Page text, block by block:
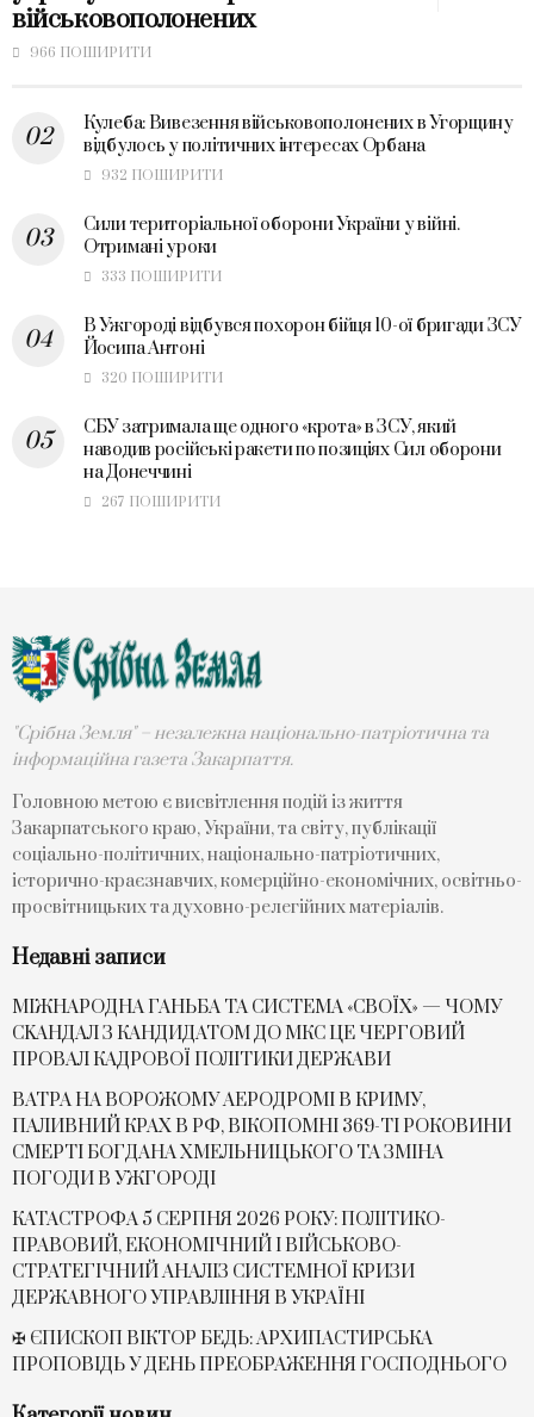
військовополонених
966 ПОШИРИТИ
Кулеба: Вивезення військовополонених в Угорщину
відбулось у політичних інтересах Орбана
932 ПОШИРИТИ
Сили територіальної оборони України у війні.
Отримані уроки
333 ПОШИРИТИ
В Ужгороді відбувся похорон бійця 10-ої бригади ЗСУ
Йосипа Антоні
320 ПОШИРИТИ
СБУ затримала ще одного «крота» в ЗСУ, який
наводив російські ракети по позиціях Сил оборони
на Донеччині
267 ПОШИРИТИ
"Срібна Земля" – незалежна національно-патріотична та
інформаційна газета Закарпаття.
Головною метою є висвітлення подій із життя
Закарпатського краю, України, та світу, публікації
соціально-політичних, національно-патріотичних,
історично-краєзнавчих, комерційно-економічних, освітньо-
просвітницьких та духовно-релегійних матеріалів.
Недавні записи
МІЖНАРОДНА ГАНЬБА ТА СИСТЕМА «СВОЇХ» — ЧОМУ
СKАНДАЛ З КАНДИДАТОМ ДО МКС ЦЕ ЧЕРГОВИЙ
ПРОВАЛ КАДРОВОЇ ПОЛІТИКИ ДЕРЖАВИ
ВАТРА НА ВОРОЖОМУ АЕРОДРОМІ В КРИМУ,
ПАЛИВНИЙ КРАХ В РФ, ВІКОПОМНІ 369-ТІ РОКОВИНИ
СМЕРТІ БОГДАНА ХМЕЛЬНИЦЬКОГО ТА ЗМІНА
ПОГОДИ В УЖГОРОДІ
КАТАСТРОФА 5 СЕРПНЯ 2026 РОКУ: ПОЛІТИКО-
ПРАВОВИЙ, ЕКОНОМІЧНИЙ І ВІЙСЬКОВО-
СТРАТЕГІЧНИЙ АНАЛІЗ СИСТЕМНОЇ КРИЗИ
ДЕРЖАВНОГО УПРАВЛІННЯ В УКРАЇНІ
✠ ЄПИСКОП ВІКТОР БЕДЬ: АРХИПАСТИРСЬКА
ПРОПОВІДЬ У ДЕНЬ ПРЕОБРАЖЕННЯ ГОСПОДНЬОГО